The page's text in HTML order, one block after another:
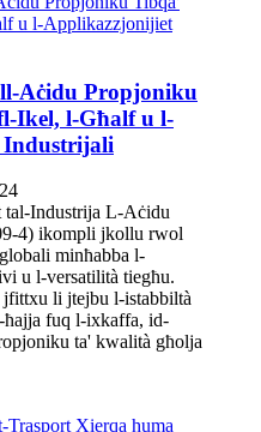
Aċidu Propjoniku
Ikel, l-Għalf u l-
Industrija L-Aċidu
4) ikompli jkollu rwol
minħabba l-
u l-versatilità tiegħu.
li jtejbu l-istabbiltà
ħajja fuq l-ixkaffa, id-
ta' kwalità għolja